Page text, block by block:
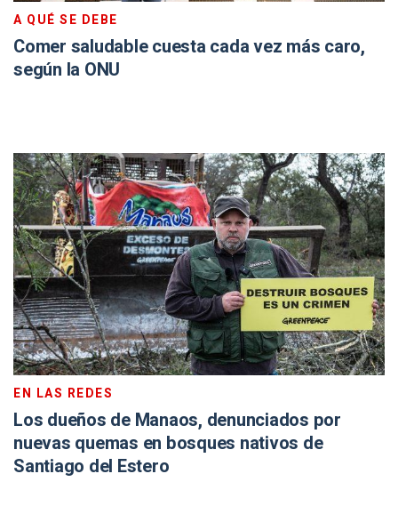
A QUÉ SE DEBE
Comer saludable cuesta cada vez más caro,
según la ONU
EN LAS REDES
Los dueños de Manaos, denunciados por
nuevas quemas en bosques nativos de
Santiago del Estero